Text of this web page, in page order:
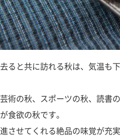
ると共に訪れる秋は、気温も
術の秋、スポーツの秋、読書
食欲の秋です。
させてくれる絶品の味覚が充